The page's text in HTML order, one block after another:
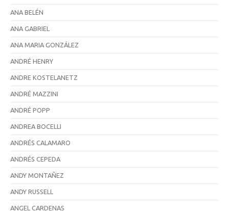
ANA BELÉN
ANA GABRIEL
ANA MARIA GONZÁLEZ
ANDRÉ HENRY
ANDRE KOSTELANETZ
ANDRÉ MAZZINI
ANDRÉ POPP
ANDREA BOCELLI
ANDRÉS CALAMARO
ANDRÉS CEPEDA
ANDY MONTAÑEZ
ANDY RUSSELL
ANGEL CARDENAS